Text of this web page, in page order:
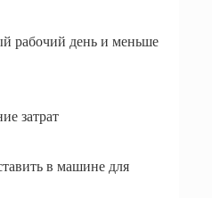
рабочий день и меньше
затрат
в машине для